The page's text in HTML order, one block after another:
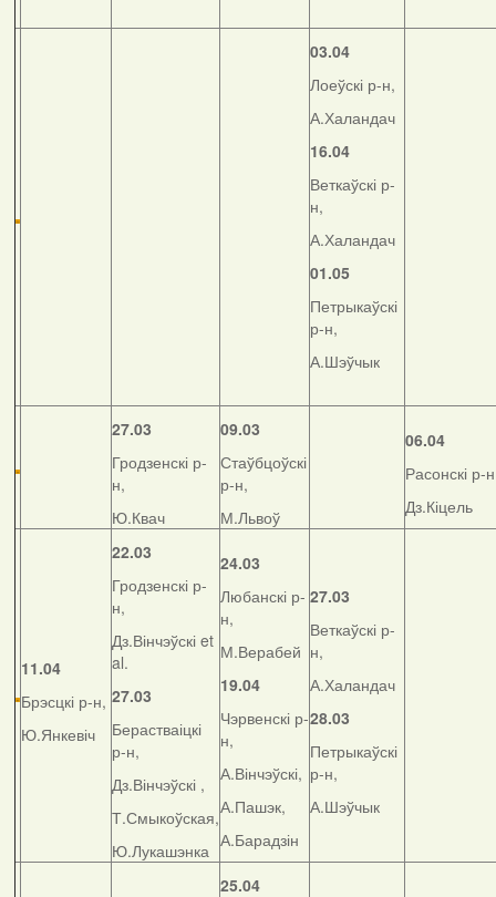
03.04
Лоеўскі р-н,
А.Халандач
16.04
Веткаўскі р-
н,
А.Халандач
01.05
Петрыкаўскі
р-н,
А.Шэўчык
27.03
Гродзенскі р-
н,
Ю.Квач
09.03
Стаўбцоўскі
р-н,
М.Львоў
06.04
Расонскі р-
Дз.Кіцель
11.04
Брэсцкі р-н,
Ю.Янкевіч
22.03
Гродзенскі р-
н,
Дз.Вінчэўскі et
al.
27.03
Берастваіцкі
р-н,
Дз.Вінчэўскі ,
Т.Смыкоўская,
Ю.Лукашэнка
24.03
Любанскі р-
н,
М.Верабей
19.04
Чэрвенскі р-
н,
А.Вінчэўскі,
А.Пашэк,
А.Барадзін
27.03
Веткаўскі р-
н,
А.Халандач
28.03
Петрыкаўскі
р-н,
А.Шэўчык
25.04